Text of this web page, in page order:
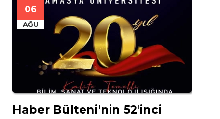
06
AĞU
Haber Bülteni'nin 52'inci